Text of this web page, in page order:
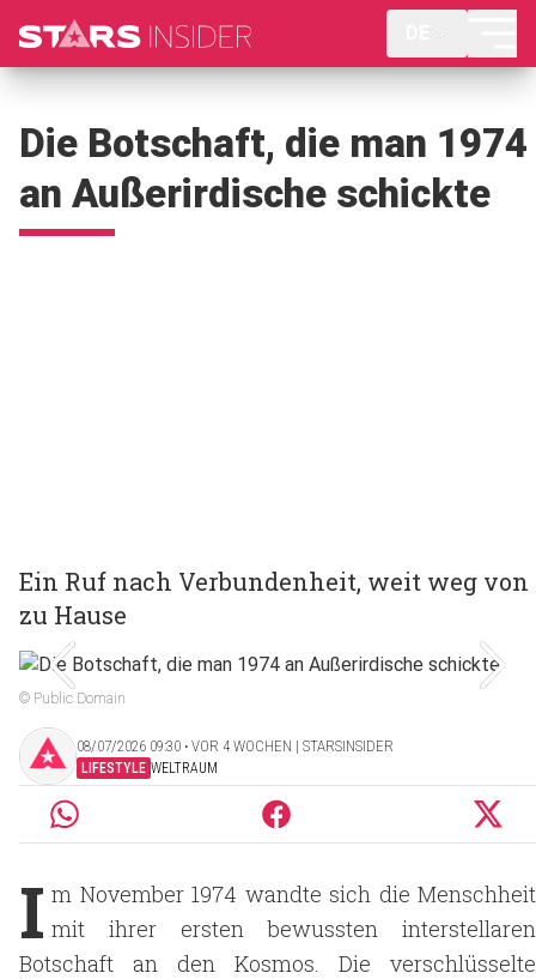
Die Botschaft, die man 1974
an Außerirdische schickte
Ein Ruf nach Verbundenheit, weit weg von
zu Hause
© Public Domain
08/07/2026 09:30 ‧ VOR 4 WOCHEN | STARSINSIDER
LIFESTYLE WELTRAUM
I m November 1974 wandte sich die Menschheit
mit ihrer ersten bewussten interstellaren
Botschaft an den Kosmos. Die verschlüsselte